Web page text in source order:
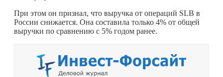
При этом он признал, что выручка от операций SLB в
России снижается. Она составила только 4% от общей
выручки по сравнению с 5% годом ранее.